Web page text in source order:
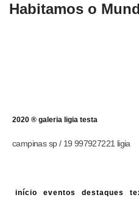
Habitamos o
2020 ® galeria ligia testa
campinas sp / 19 997927221 ligia
início eventos destaques